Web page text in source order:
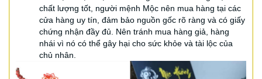
chất lượng tốt, người mệnh Mộc nên mua hàng tại các
cửa hàng uy tín, đảm bảo nguồn gốc rõ ràng và có giấy
chứng nhận đầy đủ. Nên tránh mua hàng giả, hàng
nhái vì nó có thể gây hại cho sức khỏe và tài lộc của
chủ nhân.